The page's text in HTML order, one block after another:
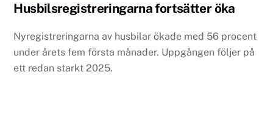
Husbilsregistreringarna fortsätter öka
Nyregistreringarna av husbilar ökade med 56 procent
under årets fem första månader. Uppgången följer på
ett redan starkt 2025.